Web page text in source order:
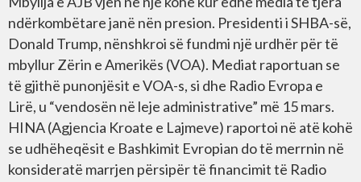
ndërkombëtare janë nën presion. Presidenti i SHBA-së,
Donald Trump, nënshkroi së fundmi një urdhër për të
mbyllur Zërin e Amerikës (VOA). Mediat raportuan se
të gjithë punonjësit e VOA-s, si dhe Radio Evropa e
Lirë, u “vendosën në leje administrative” më 15 mars.
HINA (Agjencia Kroate e Lajmeve) raportoi në atë kohë
se udhëheqësit e Bashkimit Evropian do të merrnin në
konsideratë marrjen përsipër të financimit të Radio